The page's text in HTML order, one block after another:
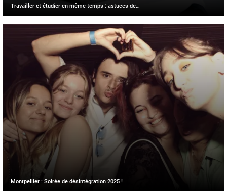
Travailler et étudier en même temps : astuces de…
Montpellier : Soirée de désintégration 2025 !